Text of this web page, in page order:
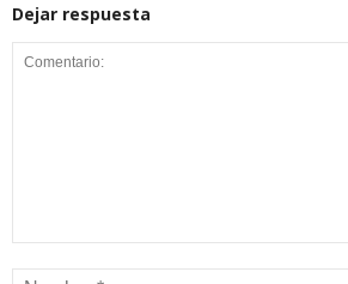
Dejar respuesta